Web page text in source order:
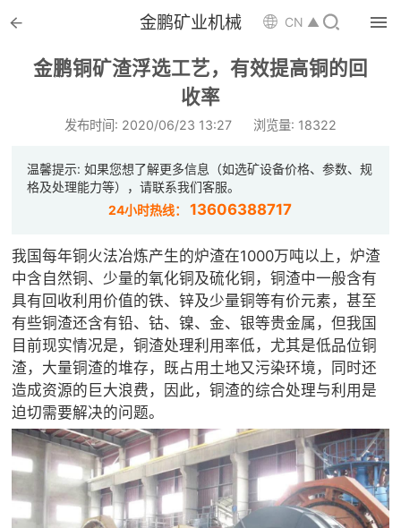
 金鹏矿业机械 CN ▲ 
金鹏铜矿渣浮选工艺，有效提高铜的回
收率
发布时间: 2020/06/23 13:27 浏览量: 18322
温馨提示: 如果您想了解更多信息（如选矿设备价格、参数、规
格及处理能力等），请联系我们客服。
24小时热线：13606388717
我国每年铜火法冶炼产生的炉渣在1000万吨以上，炉渣
中含自然铜、少量的氧化铜及硫化铜，铜渣中一般含有
具有回收利用价值的铁、锌及少量铜等有价元素，甚至
有些铜渣还含有铅、钴、镍、金、银等贵金属，但我国
目前现实情况是，铜渣处理利用率低，尤其是低品位铜
渣，大量铜渣的堆存，既占用土地又污染环境，同时还
造成资源的巨大浪费，因此，铜渣的综合处理与利用是
迫切需要解决的问题。
 首页

 解决方案
 案例中心
 服务体系
 新闻中心
 选矿实验室
 关于金鹏